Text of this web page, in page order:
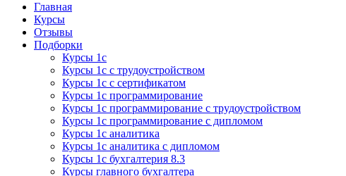
Курсы 1С
Курсы 1С официальная сертификация
Главная
Курсы
Отзывы
Подборки
Курсы 1с
Курсы 1с с трудоустройством
Курсы 1с с сертификатом
Курсы 1с программирование
Курсы 1с программирование с трудоустройством
Курсы 1с программирование с дипломом
Курсы 1с аналитика
Курсы 1с аналитика с дипломом
Курсы 1с бухгалтерия 8.3
Курсы главного бухгалтера